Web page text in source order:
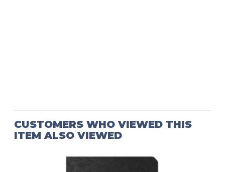
CUSTOMERS WHO VIEWED THIS
ITEM ALSO VIEWED